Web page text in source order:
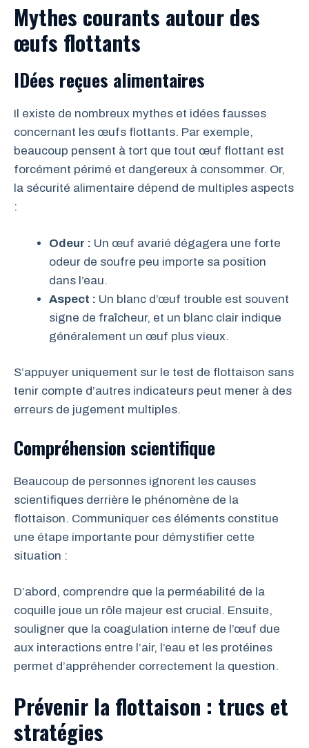
Mythes courants autour des
œufs flottants
IDées reçues alimentaires
Il existe de nombreux mythes et idées fausses
concernant les œufs flottants. Par exemple,
beaucoup pensent à tort que tout œuf flottant est
forcément périmé et dangereux à consommer. Or,
la sécurité alimentaire dépend de multiples aspects
:
Odeur : Un œuf avarié dégagera une forte
odeur de soufre peu importe sa position
dans l’eau.
Aspect : Un blanc d’œuf trouble est souvent
signe de fraîcheur, et un blanc clair indique
généralement un œuf plus vieux.
S’appuyer uniquement sur le test de flottaison sans
tenir compte d’autres indicateurs peut mener à des
erreurs de jugement multiples.
Compréhension scientifique
Beaucoup de personnes ignorent les causes
scientifiques derrière le phénomène de la
flottaison. Communiquer ces éléments constitue
une étape importante pour démystifier cette
situation :
D’abord, comprendre que la perméabilité de la
coquille joue un rôle majeur est crucial. Ensuite,
souligner que la coagulation interne de l’œuf due
aux interactions entre l’air, l’eau et les protéines
permet d’appréhender correctement la question.
Prévenir la flottaison : trucs et
stratégies